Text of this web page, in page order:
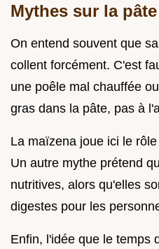
Mythes sur la
On entend souvent que
collent forcément. C'est
une poêle mal chauffée
gras dans la pâte, pas à
La maïzena joue ici le
Un autre mythe prétend
nutritives, alors qu'elles
digestes pour les
Enfin, l'idée que le temps